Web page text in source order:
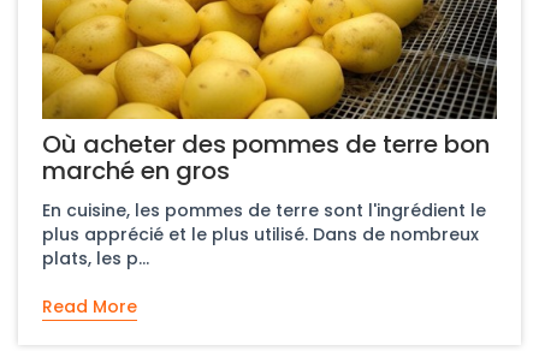
Où acheter des pommes de terre bon
marché en gros
En cuisine, les pommes de terre sont l'ingrédient le
plus apprécié et le plus utilisé. Dans de nombreux
plats, les p...
Read More